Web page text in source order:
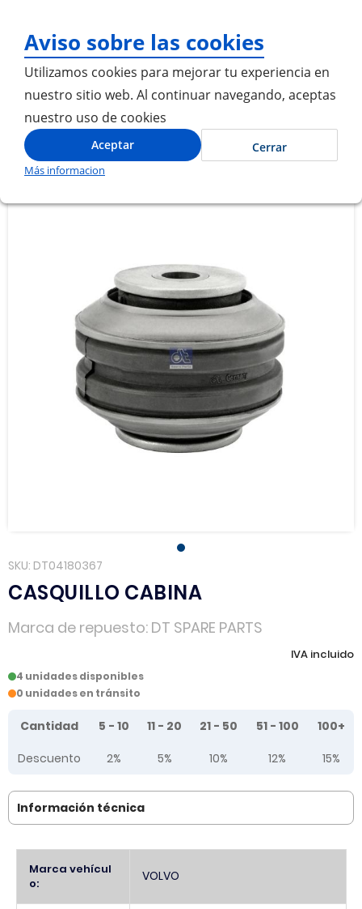
Aviso sobre las cookies
Utilizamos cookies para mejorar tu experiencia en
nuestro sitio web. Al continuar navegando, aceptas
nuestro uso de cookies
Aceptar Cerrar
Más informacion
Inicio CASQUILLO CABINA
SKU DT04180367
CASQUILLO CABINA
Marca de repuesto DT SPARE PARTS
IVA incluido
4 unidades disponibles
0 unidades en tránsito
Tier prices table
Cantidad 5 - 10 11 - 20 21 - 50 51 - 100
100+
Descuento
2% 5% 10% 12% 15%
Información técnica
Información
Marca vehícul
o:
VOLVO